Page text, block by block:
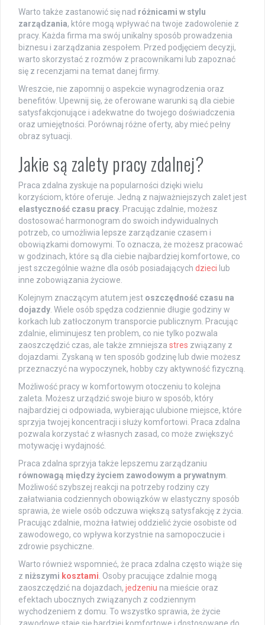
Warto także zastanowić się nad różnicami w stylu
zarządzania, które mogą wpływać na twoje zadowolenie z
pracy. Każda firma ma swój unikalny sposób prowadzenia
biznesu i zarządzania zespołem. Przed podjęciem decyzji,
warto skorzystać z rozmów z pracownikami lub zapoznać
się z recenzjami na temat danej firmy.
Wreszcie, nie zapomnij o aspekcie wynagrodzenia oraz
benefitów. Upewnij się, że oferowane warunki są dla ciebie
satysfakcjonujące i adekwatne do twojego doświadczenia
oraz umiejętności. Porównaj różne oferty, aby mieć pełny
obraz sytuacji.
Jakie są zalety pracy zdalnej?
Praca zdalna zyskuje na popularności dzięki wielu
korzyściom, które oferuje. Jedną z najważniejszych zalet jest
elastyczność czasu pracy . Pracując zdalnie, możesz
dostosować harmonogram do swoich indywidualnych
potrzeb, co umożliwia lepsze zarządzanie czasem i
obowiązkami domowymi. To oznacza, że możesz pracować
w godzinach, które są dla ciebie najbardziej komfortowe, co
jest szczególnie ważne dla osób posiadających dzieci lub
inne zobowiązania życiowe.
Kolejnym znaczącym atutem jest oszczędność czasu na
dojazdy . Wiele osób spędza codziennie długie godziny w
korkach lub zatłoczonym transporcie publicznym. Pracując
zdalnie, eliminujesz ten problem, co nie tylko pozwala
zaoszczędzić czas, ale także zmniejsza stres związany z
dojazdami. Zyskaną w ten sposób godzinę lub dwie możesz
przeznaczyć na wypoczynek, hobby czy aktywność fizyczną.
Możliwość pracy w komfortowym otoczeniu to kolejna
zaleta. Możesz urządzić swoje biuro w sposób, który
najbardziej ci odpowiada, wybierając ulubione miejsce, które
sprzyja twojej koncentracji i służy komfortowi. Praca zdalna
pozwala korzystać z własnych zasad, co może zwiększyć
motywację i wydajność.
Praca zdalna sprzyja także lepszemu zarządzaniu
równowagą między życiem zawodowym a prywatnym
Możliwość szybszej reakcji na potrzeby rodziny czy
załatwiania codziennych obowiązków w elastyczny sposób
sprawia, że wiele osób odczuwa większą satysfakcję z życia.
Pracując zdalnie, można łatwiej oddzielić życie osobiste od
zawodowego, co wpływa korzystnie na samopoczucie i
zdrowie psychiczne.
Warto również wspomnieć, że praca zdalna często wiąże się
z niższymi kosztami . Osoby pracujące zdalnie mogą
zaoszczędzić na dojazdach, jedzeniu na mieście oraz
efektach ubocznych związanych z codziennym
wychodzeniem z domu. To wszystko sprawia, że życie